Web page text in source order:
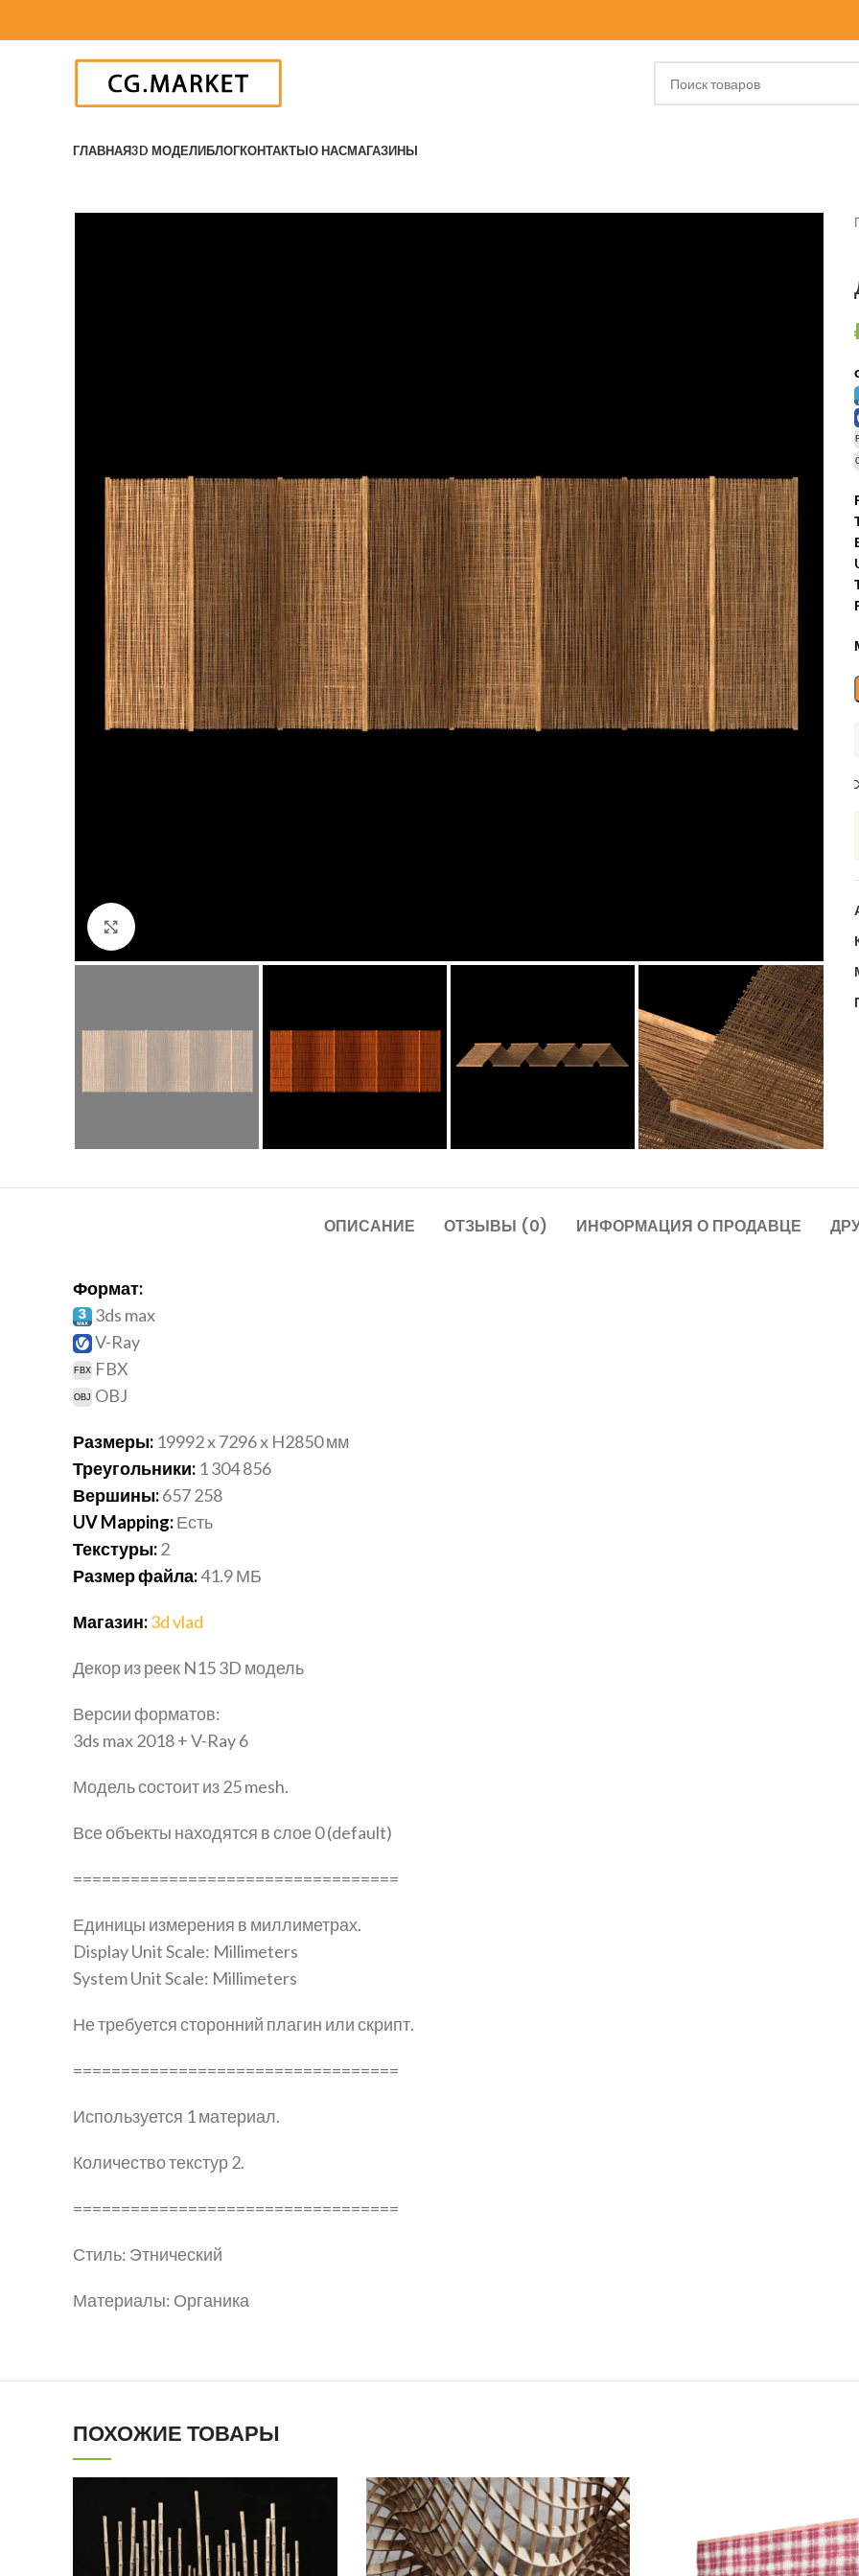
ГЛАВНАЯ3D МОДЕЛИБЛОГКОНТАКТЫО НАСМАГАЗИНЫ
ОПИСАНИЕ ОТЗЫВЫ (0) ИНФОРМАЦИЯ О ПРОДАВЦЕ
Формат:
3ds max
V-Ray
FBX
OBJ
Размеры: 19992 x 7296 x H2850 мм
Треугольники: 1 304 856
Вершины:657 258
UV Mapping:Есть
Текстуры:2
Размер файла:41.9МБ
Магазин:3d vlad
Декор из реек N15 3D модель
Версии форматов:
3ds max 2018 + V-Ray 6
Модель состоит из 25 mesh.
Все объекты находятся в слое 0 (default)
==================================
Единицы измерения в миллиметрах.
Display Unit Scale: Millimeters
System Unit Scale: Millimeters
Не требуется сторонний плагин или скрипт.
==================================
Используется 1 материал.
Количество текстур 2.
==================================
Стиль: Этнический
Материалы: Органика
ПОХОЖИЕ ТОВАРЫ